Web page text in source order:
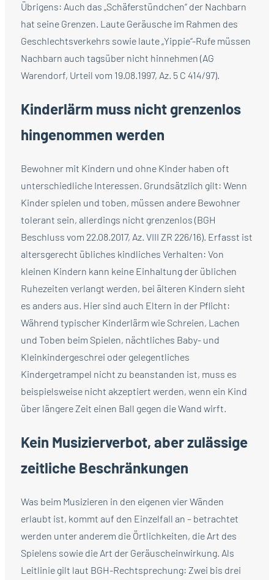
Übrigens: Auch das „Schäferstündchen“ der Nachbarn
hat seine Grenzen. Laute Geräusche im Rahmen des
Geschlechtsverkehrs sowie laute „Yippie“-Rufe müssen
Nachbarn auch tagsüber nicht hinnehmen (AG
Warendorf, Urteil vom 19.08.1997, Az. 5 C 414/97).
Kinderlärm muss nicht grenzenlos
hingenommen werden
Bewohner mit Kindern und ohne Kinder haben oft
unterschiedliche Interessen. Grundsätzlich gilt: Wenn
Kinder spielen und toben, müssen andere Bewohner
tolerant sein, allerdings nicht grenzenlos (BGH
Beschluss vom 22.08.2017, Az. VIII ZR 226/16). Erfasst ist
altersgerecht übliches kindliches Verhalten: Von
kleinen Kindern kann keine Einhaltung der üblichen
Ruhezeiten verlangt werden, bei älteren Kindern sieht
es anders aus. Hier sind auch Eltern in der Pflicht:
Während typischer Kinderlärm wie Schreien, Lachen
und Toben beim Spielen, nächtliches Baby- und
Kleinkindergeschrei oder gelegentliches
Kindergetrampel nicht zu beanstanden ist, muss es
beispielsweise nicht akzeptiert werden, wenn ein Kind
über längere Zeit einen Ball gegen die Wand wirft.
Kein Musizierverbot, aber zulässige
zeitliche Beschränkungen
Was beim Musizieren in den eigenen vier Wänden
erlaubt ist, kommt auf den Einzelfall an – betrachtet
werden unter anderem die Örtlichkeiten, die Art des
Spielens sowie die Art der Geräuscheinwirkung. Als
Leitlinie gilt laut BGH-Rechtsprechung: Zwei bis drei